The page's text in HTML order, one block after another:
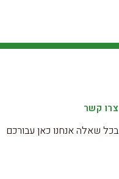
צרו קשר
בכל שאלה אנחנו כאן עבורכם